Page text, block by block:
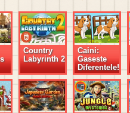
Country
Labyrinth 2
Caini:
Gaseste
Diferentele!